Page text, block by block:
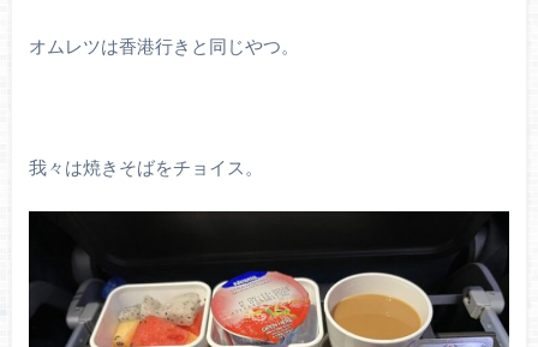
オムレツは香港行きと同じやつ。
我々は焼きそばをチョイス。